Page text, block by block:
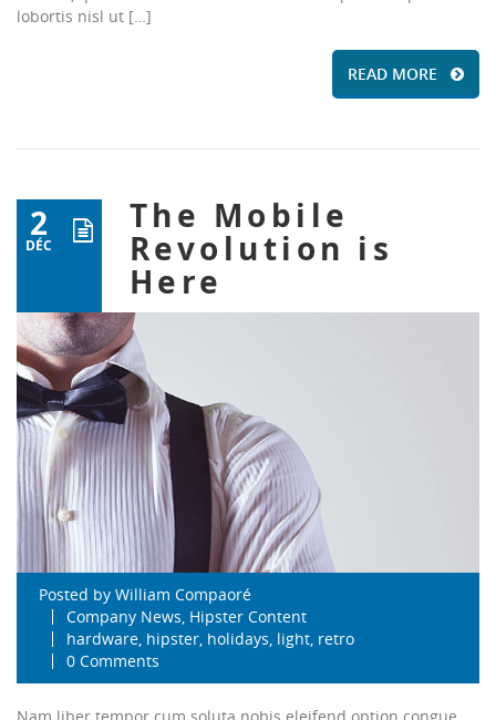
lobortis nisl ut […]
READ MORE
2
DÉC
The Mobile
Revolution is
Here
Posted by William Compaoré
Company News, Hipster Content
hardware, hipster, holidays, light, retro
0 Comments